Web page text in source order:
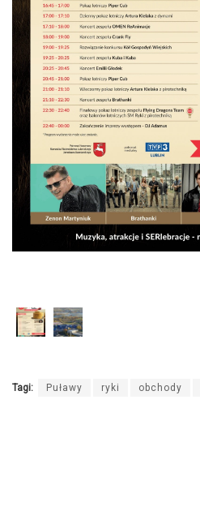
Tagi: Puławy ryki obchody